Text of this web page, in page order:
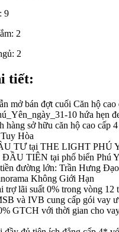
9
2
2
tiết:
mở bán đợt cuối Căn hộ cao
10 hứa hẹn
hàng sở hữu căn hộ cao cấp
Hòa
TƯ tại THE LIGHT PHÚ
ĐẦU TIÊN tại phố biển Phú
đường lớn: Trần Hưng
Không Giới Hạn
trợ lãi suất 0% trong vòng 12
và IVB cung cấp gói vay
GTCH với thời gian cho